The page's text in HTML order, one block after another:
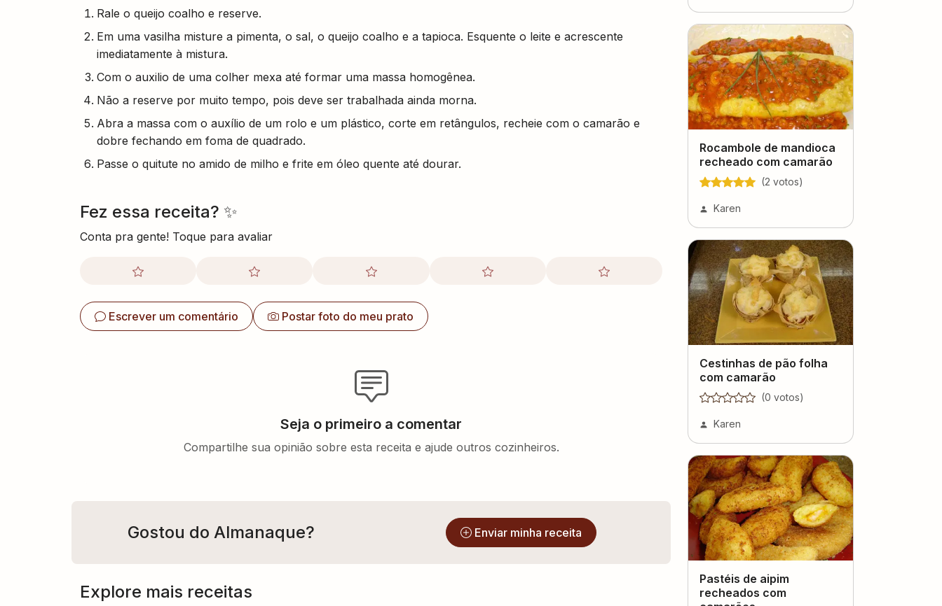
Rale o queijo coalho e reserve.
Em uma vasilha misture a pimenta, o sal, o queijo coalho e a tapioca. Esquente o leite e acrescente
imediatamente à mistura.
Com o auxilio de uma colher mexa até formar uma massa homogênea.
Não a reserve por muito tempo, pois deve ser trabalhada ainda morna.
Abra a massa com o auxílio de um rolo e um plástico, corte em retângulos, recheie com o camarão e
dobre fechando em foma de quadrado.
Passe o quitute no amido de milho e frite em óleo quente até dourar.
Fez essa receita? ✨
Conta pra gente! Toque para avaliar
Escrever um comentário Postar foto do meu prato
Seja o primeiro a comentar
Compartilhe sua opinião sobre esta receita e ajude outros cozinheiros.
Gostou do Almanaque? Enviar minha receita
Explore mais receitas
Rocambole de mandioca
recheado com camarão
(2 votos)
Karen
Cestinhas de pão folha
com camarão
(0 votos)
Karen
Pastéis de aipim
recheados com